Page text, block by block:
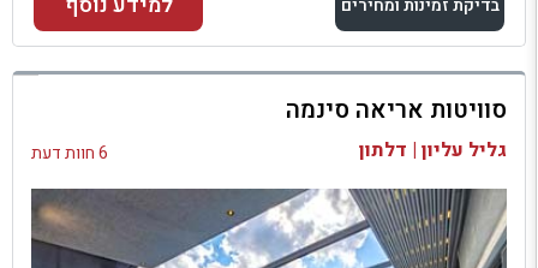
בדיקת זמינות ומחירים
למתחם זה
בדיקת זמינות ומחירים
סוויטות אריאה סינמה
גליל עליון | דלתון 6 חוות דעת